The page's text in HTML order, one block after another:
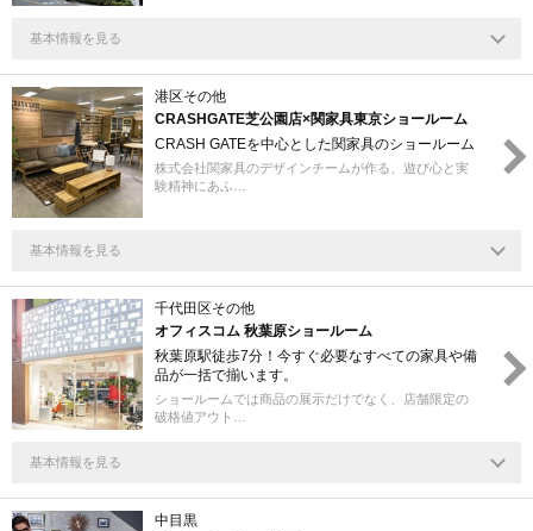
基本情報を見る
港区その他
CRASHGATE芝公園店×関家具東京ショールーム
CRASH GATEを中心とした関家具のショールーム
株式会社関家具のデザインチームが作る、遊び心と実
験精神にあふ…
基本情報を見る
千代田区その他
オフィスコム 秋葉原ショールーム
秋葉原駅徒歩7分！今すぐ必要なすべての家具や備
品が一括で揃います。
ショールームでは商品の展示だけでなく、店舗限定の
破格値アウト…
基本情報を見る
中目黒